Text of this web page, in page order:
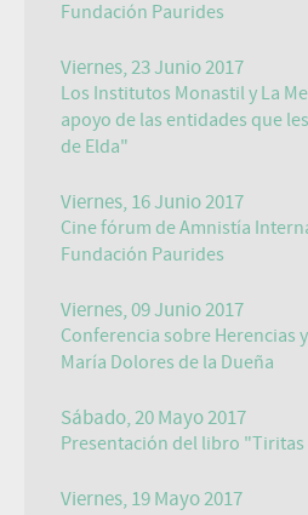
Fundación Paurides
Viernes, 23 Junio 2017
Los Institutos Monastil y La
apoyo de las entidades que
de Elda"
Viernes, 16 Junio 2017
Cine fórum de Amnistía
Fundación Paurides
Viernes, 09 Junio 2017
Conferencia sobre Herencias
María Dolores de la Dueña
Sábado, 20 Mayo 2017
Presentación del libro
Viernes, 19 Mayo 2017